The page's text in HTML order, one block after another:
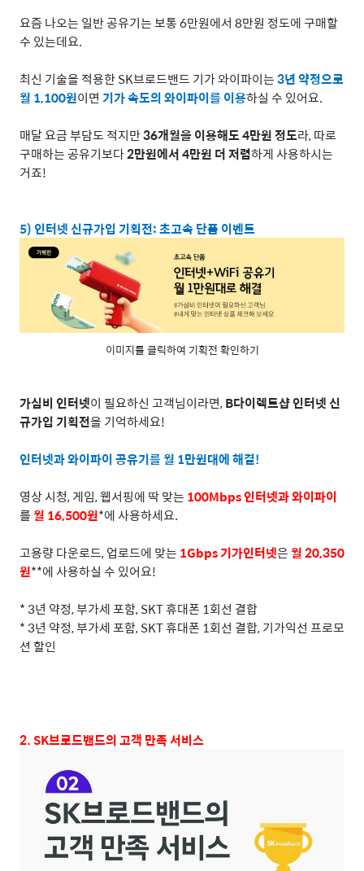
요즘 나오는 일반 공유기는 보통6만원에서 8만원 정도에 구매할
수 있는데요.
최신 기술을 적용한SK브로드밴드 기가 와이파이는3년 약정으로
월 1,100원이면 기가 속도의 와이파이를 이용하실 수 있어요.
매달 요금 부담도 적지만36개월을 이용해도4만원 정도라,따로
구매하는 공유기보다2만원에서4만원 더 저렴하게 사용하시는
거죠!
5)인터넷 신규가입 기획전:초고속 단품 이벤트
이미지를 클릭하여 기획전 확인하기
가심비 인터넷이 필요하신 고객님이라면,B다이렉트샵 인터넷 신
규가입 기획전을 기억하세요!
인터넷과 와이파이 공유기를 월 1만원대에 해결!
영상 시청,게임,웹서핑에 딱 맞는 100Mbps인터넷과 와이파이
를월 16,500원*에 사용하세요.
고용량 다운로드,업로드에 맞는 1Gbps기가인터넷은월20,350
원**에 사용하실 수 있어요!
* 3년 약정,부가세 포함, SKT휴대폰 1회선 결합
* 3년 약정,부가세 포함, SKT휴대폰 1회선 결합,기가익선 프로모
션 할인
2. SK브로드밴드의 고객 만족 서비스